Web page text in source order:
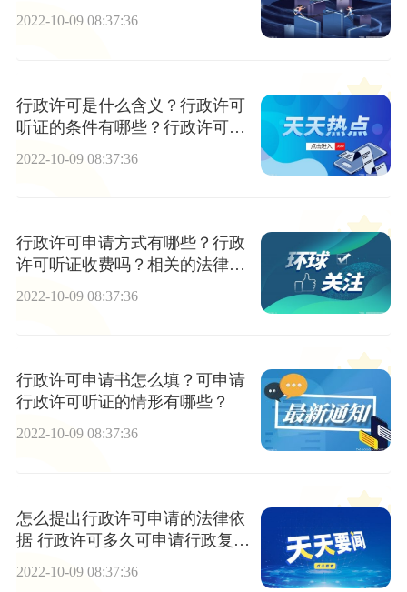
走？
2022-10-09 08:37:36
行政许可是什么含义？行政许可
听证的条件有哪些？行政许可法
2022-10-09 08:37:36
行政许可申请方式有哪些？行政
许可听证收费吗？相关的法律是
2022-10-09 08:37:36
行政许可申请书怎么填？可申请
行政许可听证的情形有哪些？
2022-10-09 08:37:36
怎么提出行政许可申请的法律依
据 行政许可多久可申请行政复议
2022-10-09 08:37:36